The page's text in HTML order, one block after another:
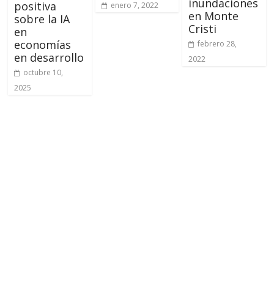
positiva
sobre la IA
en
economías
en desarrollo
octubre 10,
2025
enero 7, 2022
inundaciones
en Monte
Cristi
febrero 28,
2022